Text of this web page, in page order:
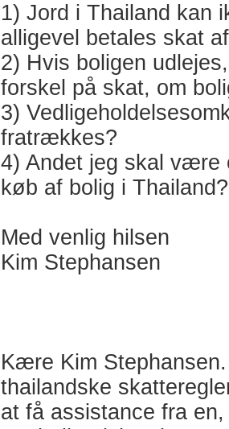
1) Jord i Thailand kan
alligevel betales skat
2) Hvis boligen
forskel på skat, om
3)
fratrækkes?
4) Andet jeg skal være
køb af bolig i Thailand?
Med venlig hilsen
Kim Stephansen
Kære Kim
thailandske
at få assistance fra